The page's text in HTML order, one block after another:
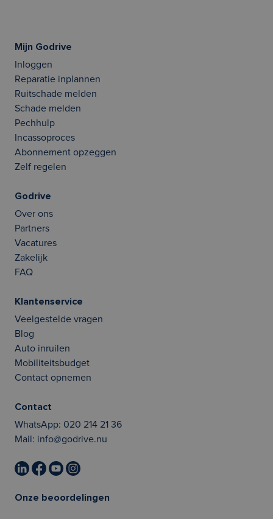
Mijn Godrive
Inloggen
Reparatie inplannen
Ruitschade melden
Schade melden
Pechhulp
Incassoproces
Abonnement opzeggen
Zelf regelen
Godrive
Over ons
Partners
Vacatures
Zakelijk
FAQ
Klantenservice
Veelgestelde vragen
Blog
Auto inruilen
Mobiliteitsbudget
Contact opnemen
Contact
WhatsApp: 020 214 21 36
Mail: info@godrive.nu
Onze beoordelingen